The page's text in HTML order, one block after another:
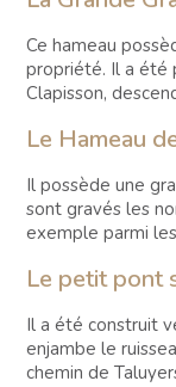
Ce hameau
propriété. Il a été
Clapisson,
Le Hameau
Il possède une
sont gravés les
exemple parmi
Le petit pont
Il a été construit
enjambe le
chemin de